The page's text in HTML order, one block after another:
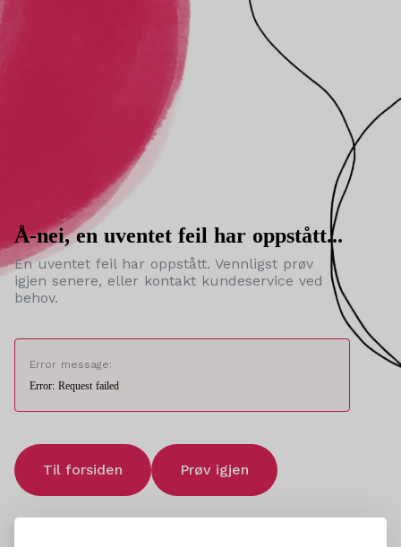
Å-nei, en uventet feil har oppstått...
En uventet feil har oppstått. Vennligst prøv
igjen senere, eller kontakt kundeservice ved
behov.
Error message:
Error: Request failed
Til forsiden Prøv igjen